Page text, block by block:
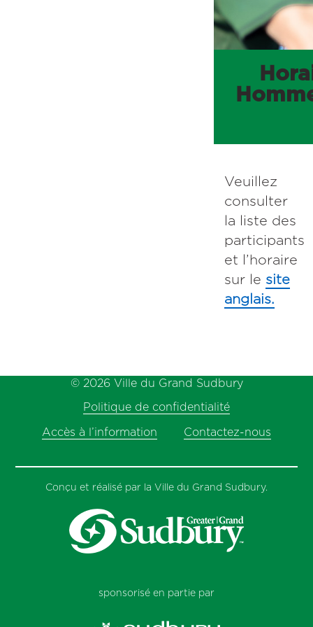
Veuillez
consulter
la liste des
participants
et l’horaire
sur le site
anglais.
© 2026 Ville du Grand Sudbury
Politique de confidentialité
Accès à l’information Contactez-nous
Conçu et réalisé par la Ville du Grand Sudbury.
sponsorisé en partie par